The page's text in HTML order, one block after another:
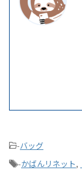
-バッグ
-かばんリネット,